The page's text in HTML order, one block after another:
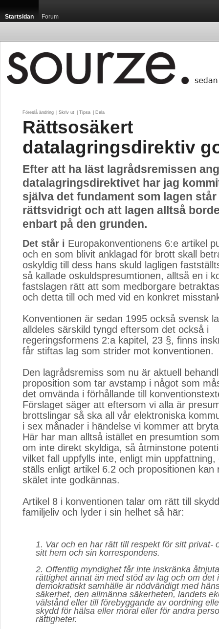
Startsidan Forum
Föreslå ändring Skriv ut Tipsa Dela
Rättsosäkert
datalagringsdirektiv
Efter att ha läst lagrådsremissen
datalagringsdirektivet har jag
själva det fundament som lagen står
rättsvidrigt och att lagen alltså
enbart på den grunden.
Det står i Europakonventionens 6:e artikel
och en som blivit anklagad för brott skall
oskyldig till dess hans skuld lagligen
så kallade oskuldspresumtionen, alltså en i
fastslagen rätt att som medborgare
och detta till och med vid en konkret
Konventionen är sedan 1995 också svensk
alldeles särskild tyngd eftersom det också i
regeringsformens 2:a kapitel, 23 §, finns
får stiftas lag som strider mot konventionen.
Den lagrådsremiss som nu är aktuell
proposition som tar avstamp i något som
det omvända i förhållande till
Förslaget säger att eftersom vi alla är
brottslingar så ska all vår elektroniska
i sex månader i händelse vi kommer att
Här har man alltså istället en presumtion
om inte direkt skyldiga, så åtminstone
vilket fall uppfylls inte, enligt min
ställs enligt artikel 6.2 och propositionen kan
skälet inte godkännas.
Artikel 8 i konventionen talar om rätt till
familjeliv och lyder i sin helhet så här:
1. Var och en har rätt till respekt för sitt privat-
sitt hem och sin korrespondens.
2. Offentlig myndighet får inte inskränka
rättighet annat än med stöd av lag och om det
demokratiskt samhälle är nödvändigt med
säkerhet, den allmänna säkerheten, landets
välstånd eller till förebyggande av oordning
skydd för hälsa eller moral eller för andra
rättigheter.